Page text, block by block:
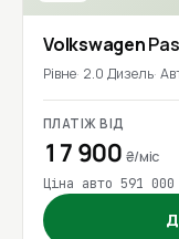
Volkswagen
Рівне 2.0 Дизель
ПЛАТІЖ ВІД
17 900 ₴/міс
Ціна авто 591